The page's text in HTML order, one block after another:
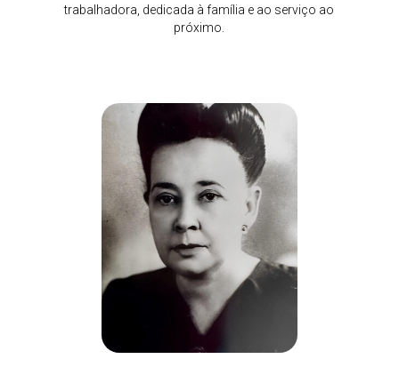
trabalhadora, dedicada à família e ao serviço ao
próximo.